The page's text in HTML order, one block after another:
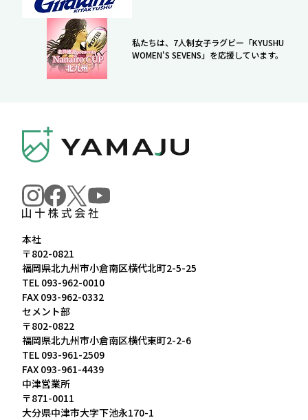
私たちは、7人制女子ラグビー「KYUSHU
WOMEN'S SEVENS」を応援しています。
本社
〒802-0821
福岡県北九州市小倉南区横代北町2-5-25
TEL 093-962-0010
FAX 093-962-0332
セメント部
〒802-0822
福岡県北九州市小倉南区横代東町2-2-6
TEL 093-961-2509
FAX 093-961-4439
中津営業所
〒871-0011
大分県中津市大字下池永170-1